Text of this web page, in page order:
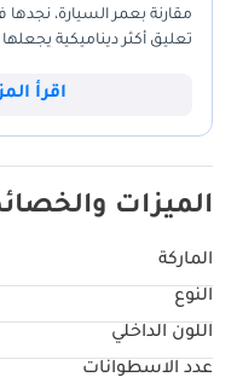
تعليق أكثر ديناميكية
اقرأ
الميزات
الماركة
النوع
اللون الداخلي
عدد الاسطوانات